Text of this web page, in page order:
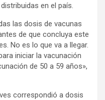
en el país.
las dosis de vacunas
de que concluya este
No es lo que va a llegar.
iniciar la vacunación
de 50 a 59 años»,
correspondió a dosis